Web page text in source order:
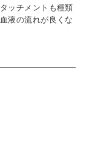
ッチメントも種類
液の流れが良くな